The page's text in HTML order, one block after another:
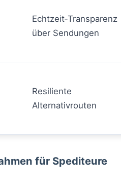
Echtzeit‑Transparenz
über Sendungen
Resiliente
Alternativrouten
für Spediteure